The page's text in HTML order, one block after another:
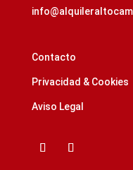
Contacto
Privacidad & Cookies
Aviso Legal